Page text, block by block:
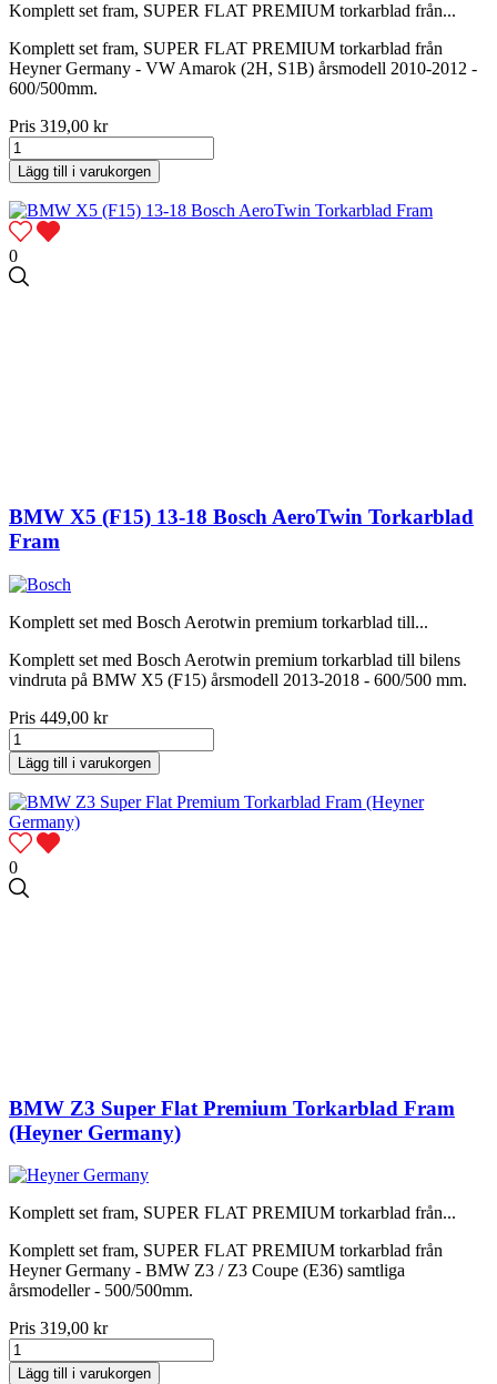
Komplett set fram, SUPER FLAT PREMIUM torkarblad från...
Komplett set fram, SUPER FLAT PREMIUM torkarblad från
Heyner Germany - VW Amarok (2H, S1B) årsmodell 2010-2012 -
600/500mm.
Pris 319,00 kr
Lägg till i varukorgen
0
BMW X5 (F15) 13-18 Bosch AeroTwin Torkarblad
Fram
Komplett set med Bosch Aerotwin premium torkarblad till...
Komplett set med Bosch Aerotwin premium torkarblad till bilens
vindruta på BMW X5 (F15) årsmodell 2013-2018 - 600/500 mm.
Pris 449,00 kr
Lägg till i varukorgen
0
BMW Z3 Super Flat Premium Torkarblad Fram
(Heyner Germany)
Komplett set fram, SUPER FLAT PREMIUM torkarblad från...
Komplett set fram, SUPER FLAT PREMIUM torkarblad från
Heyner Germany - BMW Z3 / Z3 Coupe (E36) samtliga
årsmodeller - 500/500mm.
Pris 319,00 kr
Lägg till i varukorgen